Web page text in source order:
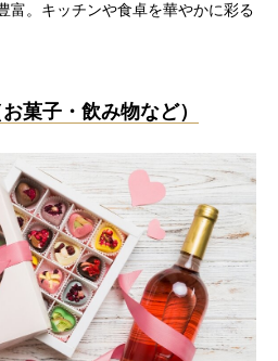
富。キッチンや食卓を華やかに彩る
菓子・飲み物など）